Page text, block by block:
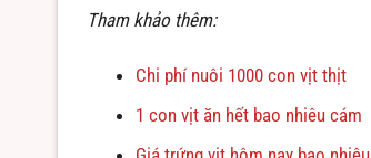
Tham khảo thêm:
Chi phí nuôi 1000 con vịt thịt
1 con vịt ăn hết bao nhiêu cám